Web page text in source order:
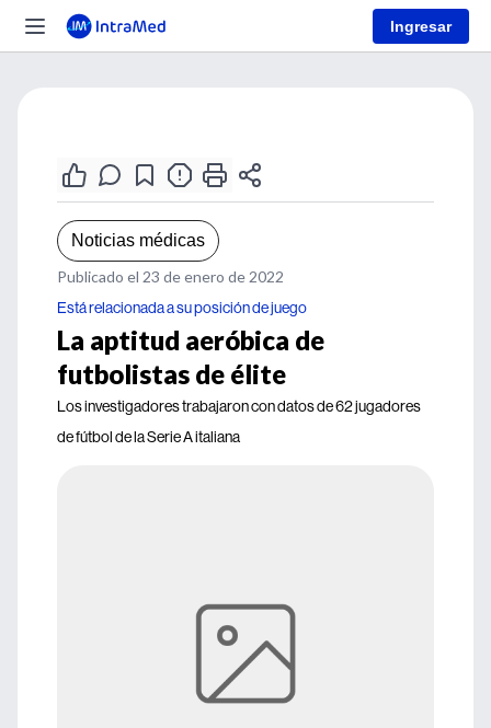
Ingresar
Noticias médicas
Publicado el 23 de enero de 2022
Está relacionada a su posición de juego
La aptitud aeróbica de
futbolistas de élite
Los investigadores trabajaron con datos de 62 jugadores
de fútbol de la Serie A italiana